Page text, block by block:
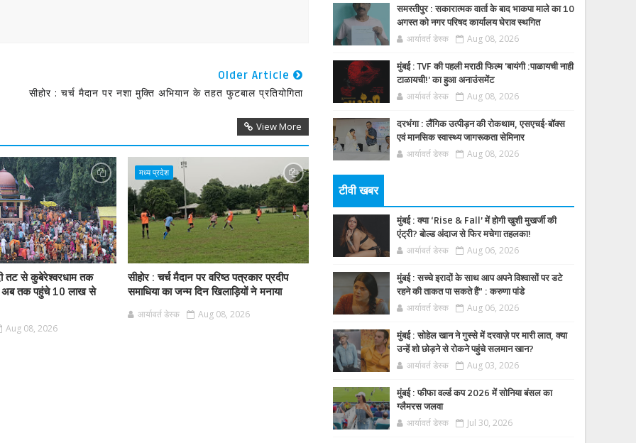
Older Article
सीहोर : चर्च मैदान पर नशा मुक्ति अभियान के तहत फुटबाल प्रतियोगिता
View More
तट से कुबेरेश्वरधाम तक
अब तक पहुंचे 10 लाख से
Aug 08, 2026
मध्य प्रदेश
सीहोर : चर्च मैदान पर वरिष्ठ पत्रकार प्रदीप
समाधिया का जन्म दिन खिलाड़ियों ने मनाया
आर्यावर्त डेस्क Aug 08, 2026
समस्तीपुर : सकारात्मक वार्ता के बाद भाकपा माले का 10
अगस्त को नगर परिषद कार्यालय घेराव स्थगित
आर्यावर्त डेस्क Aug 08, 2026
मुंबई : TVF की पहली मराठी फिल्म 'बायंगी :पाळायची नाही
टाळायची!' का हुआ अनाउंसमेंट
आर्यावर्त डेस्क Aug 08, 2026
दरभंगा : लैंगिक उत्पीड़न की रोकथाम, एसएचई-बॉक्स
एवं मानसिक स्वास्थ्य जागरूकता सेमिनार
आर्यावर्त डेस्क Aug 08, 2026
टीवी खबर
मुंबई : क्या ‘Rise & Fall’ में होगी खुशी मुखर्जी की
एंट्री? बोल्ड अंदाज से फिर मचेगा तहलका!
आर्यावर्त डेस्क Aug 06, 2026
मुंबई : सच्चे इरादों के साथ आप अपने विश्वासों पर डटे
रहने की ताकत पा सकते हैं” : करुणा पांडे
आर्यावर्त डेस्क Aug 06, 2026
मुंबई : सोहेल खान ने गुस्से में दरवाज़े पर मारी लात, क्या
उन्हें शो छोड़ने से रोकने पहुंचे सलमान खान?
आर्यावर्त डेस्क Aug 03, 2026
मुंबई : फीफा वर्ल्ड कप 2026 में सोनिया बंसल का
ग्लैमरस जलवा
आर्यावर्त डेस्क Jul 30, 2026